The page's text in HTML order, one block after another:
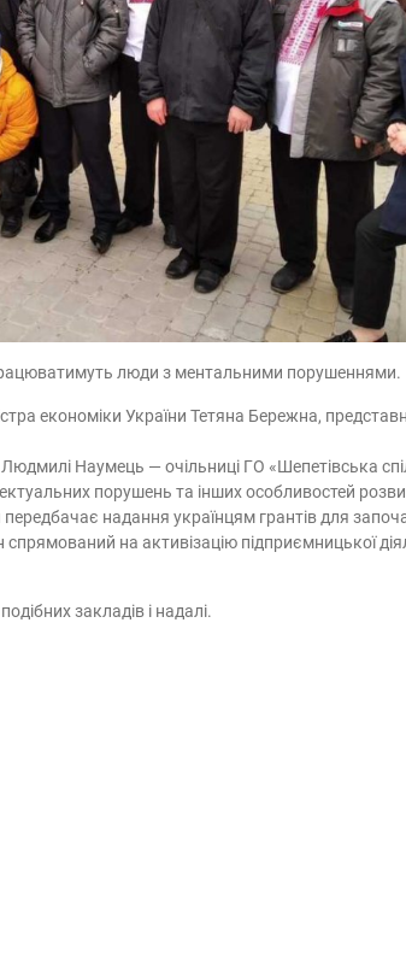
люди з ментальними порушеннями.
економіки України Тетяна Бережна,
Наумець — очільниці ГО «Шепетівська
порушень та інших особливостей
надання українцям грантів для
на активізацію підприємницької
закладів і надалі.